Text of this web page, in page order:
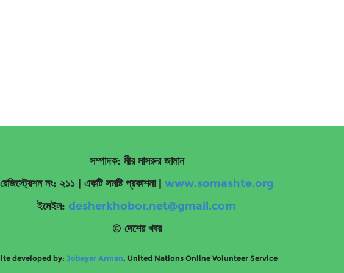
সম্পাদক: মীর মাসরুর জামান
রেজিস্ট্রেশন নং: ২১১ | একটি সমষ্টি প্রকাশনা www.somashte.org
ইমেইল: desherkhobor.net@gmail.com
© দেশের খবর
developed by: Jobayer Arman, United Nations Online Volunteer Service